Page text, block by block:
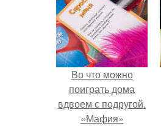
Во что можно
поиграть дома
вдвоем с подругой.
«Мафия»